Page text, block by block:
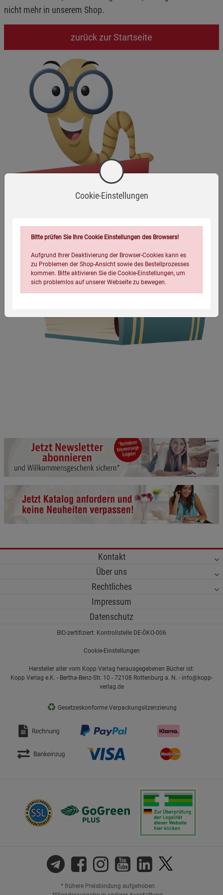
nicht mehr in unserem Shop.
zurück zur Startseite
Kontakt
Über uns
Rechtliches
Impressum
Datenschutz
BIO-zertifiziert: Kontrollstelle DE-ÖKO-006
Cookie-Einstellungen
Hersteller aller vom Kopp Verlag herausgegebenen Bücher ist:
Kopp Verlag e.K. - Bertha-Benz-Str. 10 - 72108 Rottenburg a. N. - info@kopp-
verlag.de
♻ Gesetzeskonforme Verpackungslizenzierung
* frühere Preisbindung aufgehoben
Cookie-Einstellungen
Bitte prüfen Sie Ihre Cookie Einstellungen des Browsers!
Aufgrund Ihrer Deaktivierung der Browser-Cookies kann es
zu Problemen der Shop-Ansicht sowie des Bestellprozesses
kommen. Bitte aktivieren Sie die Cookie-Einstellungen, um
sich problemlos auf unserer Webseite zu bewegen.
Beschreibung Notwendige Cookies
Cookie-Informationenanzeigen
Funktionale Cookies (1) Funktionale
Beschreibung Funktionale Cookies
anzeigen
Statistik Cookies (2) Statistik Cookies
Beschreibung Statistik Cookies
Cookie-Informationen
Marketing Cookies (3)
Datenschutzerklärung Impressum